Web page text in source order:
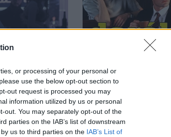
or processing of your personal or
use the below opt-out section to
out request is processed you may
information utilized by us or personal
out. You may separately opt-out of the
parties on the IAB’s list of downstream
us to third parties on the IAB’s List of